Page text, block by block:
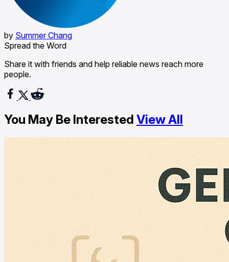
by Summer Chang
Spread the Word
Share it with friends and help reliable news reach more
people.
You May Be Interested View All